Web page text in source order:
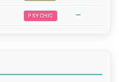
PSYCHIC —